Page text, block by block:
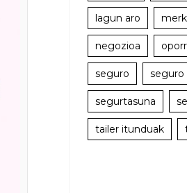
lagun aro
negozioa
seguro seguro
segurtasuna
tailer itunduak